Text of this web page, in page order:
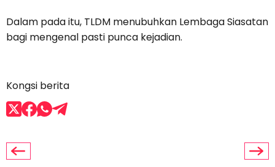
Dalam pada itu, TLDM menubuhkan Lembaga Siasatan
bagi mengenal pasti punca kejadian.
Kongsi berita